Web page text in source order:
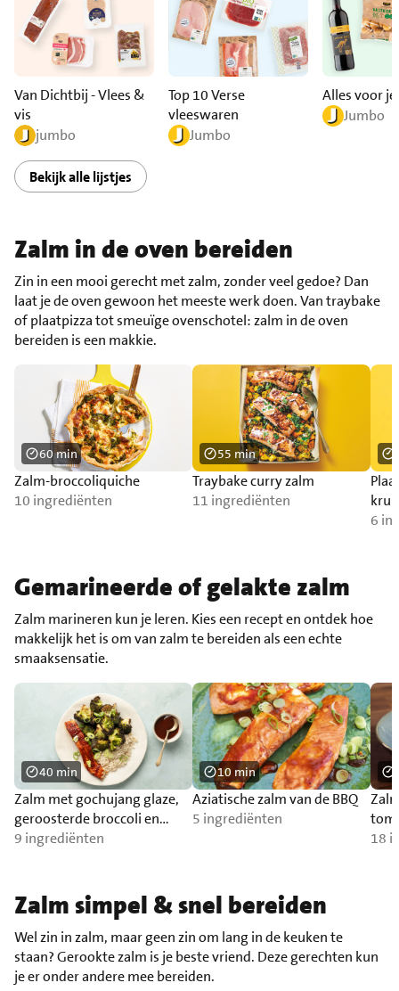
Van Dichtbij - Vlees &
vis
jumbo
Top 10 Verse
vleeswaren
Jumbo
Alles voor
Jumbo
Bekijk alle lijstjes
Zalm in de oven bereiden
Zin in een mooi gerecht met zalm, zonder veel gedoe? Dan
laat je de oven gewoon het meeste werk doen. Van traybake
of plaatpizza tot smeuïge ovenschotel: zalm in de oven
bereiden is een makkie.
Zalm-broccoliquiche
10 ingrediënten
60 min
Traybake curry zalm
11 ingrediënten
55 min
6
Gemarineerde of gelakte zalm
Zalm marineren kun je leren. Kies een recept en ontdek hoe
makkelijk het is om van zalm te bereiden als een echte
smaaksensatie.
Zalm met gochujang glaze,
geroosterde broccoli en
zilvervliesrijst
9 ingrediënten
40 min
Aziatische zalm van de BBQ
5 ingrediënten
10 min
18
Zalm simpel & snel bereiden
Wel zin in zalm, maar geen zin om lang in de keuken te
staan? Gerookte zalm is je beste vriend. Deze gerechten kun
je er onder andere mee bereiden.